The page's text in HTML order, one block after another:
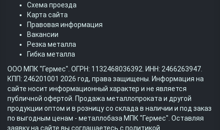
Схема проезда
Карта сайта
Правовая информация
Вакансии
Резка металла
Гибка металла
ООО МПК "Гермес". ОГРН: 1132468036392. ИНН: 2466263947.
КПП: 246201001 2026 год, права защищены. Информация на
сайте носит информационный характер и не является
публичной офертой. Продажа металлопроката и другой
продукции оптом и в розницу со склада в наличии и под заказ
по выгодным ценам - металлобаза МПК "Гермес". Оставляя
заявку на сайте вы соглашаетесь с политикой